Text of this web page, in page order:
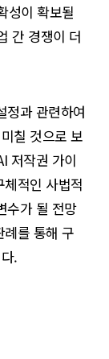
성이 확보될
간 경쟁이 더
정과 관련하여
칠 것으로 보
저작권 가이
적인 사법적
수가 될 전망
를 통해 구
.